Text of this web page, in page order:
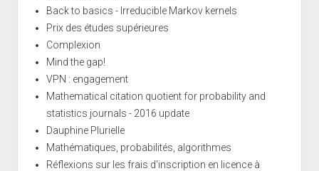
Back to basics - Irreducible Markov kernels
Prix des études supérieures
Complexion
Mind the gap!
VPN : engagement
Mathematical citation quotient for probability and
statistics journals - 2016 update
Dauphine Plurielle
Mathématiques, probabilités, algorithmes
Réflexions sur les frais d'inscription en licence à